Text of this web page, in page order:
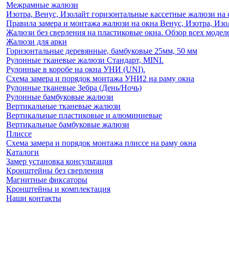
Межрамные жалюзи
Изотра, Венус, Изолайт горизонтальные кассетные жалюзи на
Правила замера и монтажа жалюзи на окна Венус, Изотра,
Жалюзи без сверления на пластиковые окна. Обзор всех
Жалюзи для арки
Горизонтальные деревянные, бамбуковые 25мм, 50 мм
Рулонные тканевые жалюзи Стандарт, MINI.
Рулонные в коробе на окна УНИ (UNI).
Схема замера и порядок монтажа УНИ2 на раму окна
Рулонные тканевые Зебра (День/Ночь)
Рулонные бамбуковые жалюзи
Вертикальные тканевые жалюзи
Вертикальные пластиковые и алюминиевые
Вертикальные бамбуковые жалюзи
Плиссе
Схема замера и порядок монтажа плиссе на раму окна
Каталоги
Замер установка консультация
Кронштейны без сверления
Магнитные фиксаторы
Кронштейны и комплектация
Наши контакты